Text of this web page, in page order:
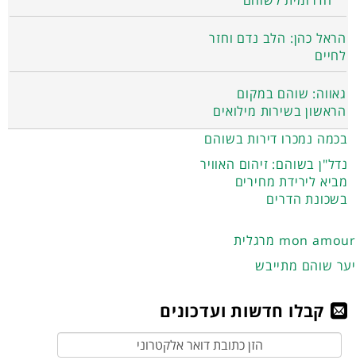
הראל כהן: הלב נדם וחזר
לחיים
גאווה: שוהם במקום
הראשון בשירות מילואים
בכמה נמכרו דירות בשוהם
נדל"ן בשוהם: זיהום האוויר
מביא לירידת מחירים
בשכונת הדרים
מרגלית mon amour
יער שוהם מתייבש
קבלו חדשות ועדכונים